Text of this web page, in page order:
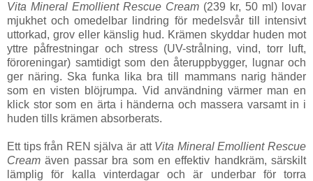
Vita Mineral Emollient Rescue Cream (239 kr, 50 ml) lovar
mjukhet och omedelbar lindring för medelsvår till intensivt
uttorkad, grov eller känslig hud. Krämen skyddar huden mot
yttre påfrestningar och stress (UV-strålning, vind, torr luft,
föroreningar) samtidigt som den återuppbygger, lugnar och
ger näring. Ska funka lika bra till mammans narig händer
som en visten blöjrumpa. Vid användning värmer man en
klick stor som en ärta i händerna och massera varsamt in i
huden tills krämen absorberats.
Ett tips från REN själva är att Vita Mineral Emollient Rescue
Cream även passar bra som en effektiv handkräm, särskilt
lämplig för kalla vinterdagar och är underbar för torra